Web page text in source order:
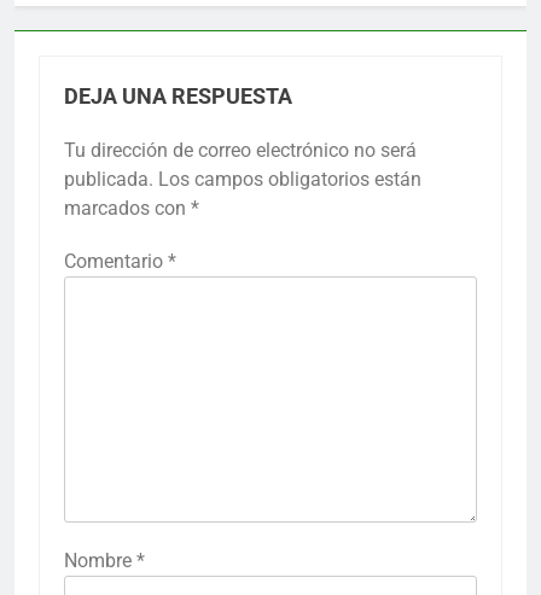
DEJA UNA RESPUESTA
Tu dirección de correo electrónico no será
publicada. Los campos obligatorios están
marcados con *
Comentario *
Nombre *